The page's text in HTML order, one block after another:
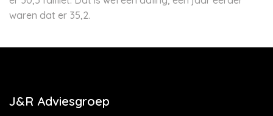
waren dat er 35,2.
J&R Adviesgroep